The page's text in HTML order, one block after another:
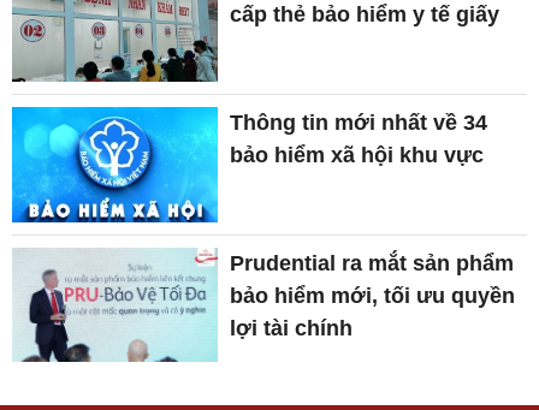
cấp thẻ bảo hiểm y tế giấy
Thông tin mới nhất về 34
bảo hiểm xã hội khu vực
Prudential ra mắt sản phẩm
bảo hiểm mới, tối ưu quyền
lợi tài chính